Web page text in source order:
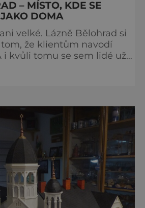
– MÍSTO, KDE SE
DOMA
velké. Lázně Bělohrad si
že klientům navodí
i kvůli tomu se sem lidé už
ani velkolepé akce.
jí kolonáda vlastně neříká.